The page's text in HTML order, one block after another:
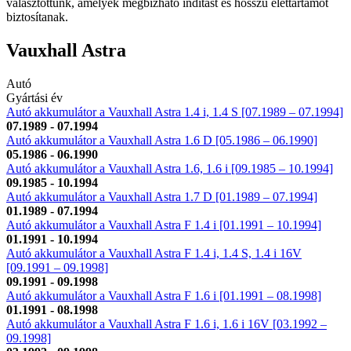
biztosítanak.
Vauxhall Astra
Autó
Gyártási év
Autó akkumulátor a Vauxhall Astra 1.4 i, 1.4 S [07.1989 – 07.1994]
07.1989 - 07.1994
Autó akkumulátor a Vauxhall Astra 1.6 D [05.1986 – 06.1990]
05.1986 - 06.1990
Autó akkumulátor a Vauxhall Astra 1.6, 1.6 i [09.1985 – 10.1994]
09.1985 - 10.1994
Autó akkumulátor a Vauxhall Astra 1.7 D [01.1989 – 07.1994]
01.1989 - 07.1994
Autó akkumulátor a Vauxhall Astra F 1.4 i [01.1991 – 10.1994]
01.1991 - 10.1994
Autó akkumulátor a Vauxhall Astra F 1.4 i, 1.4 S, 1.4 i 16V
[09.1991 – 09.1998]
09.1991 - 09.1998
Autó akkumulátor a Vauxhall Astra F 1.6 i [01.1991 – 08.1998]
01.1991 - 08.1998
Autó akkumulátor a Vauxhall Astra F 1.6 i, 1.6 i 16V [03.1992 –
09.1998]